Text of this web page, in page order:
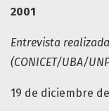
2001
Entrevista
(CONICET/UBA/
19 de